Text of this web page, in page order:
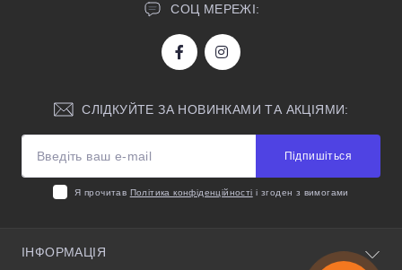
СОЦ МЕРЕЖІ:
СЛІДКУЙТЕ ЗА НОВИНКАМИ ТА АКЦІЯМИ:
Підпишіться
Я прочитав Політика конфіденційності і згоден з вимогами
ІНФОРМАЦІЯ